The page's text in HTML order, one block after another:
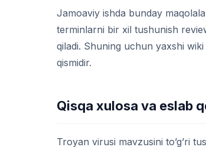
Jamoaviy ishda bunday
terminlarni bir xil tushunish
qiladi. Shuning uchun yaxshi
qismidir.
Qisqa xulosa va eslab
Troyan virusi mavzusini to’g’ri